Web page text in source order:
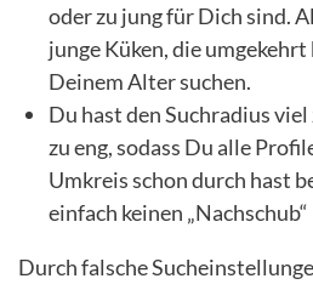
oder zu jung für Dich sind.
junge Küken, die
Deinem Alter suchen.
Du hast den Suchradius
zu eng, sodass Du alle
Umkreis schon durch hast
einfach keinen
Durch falsche